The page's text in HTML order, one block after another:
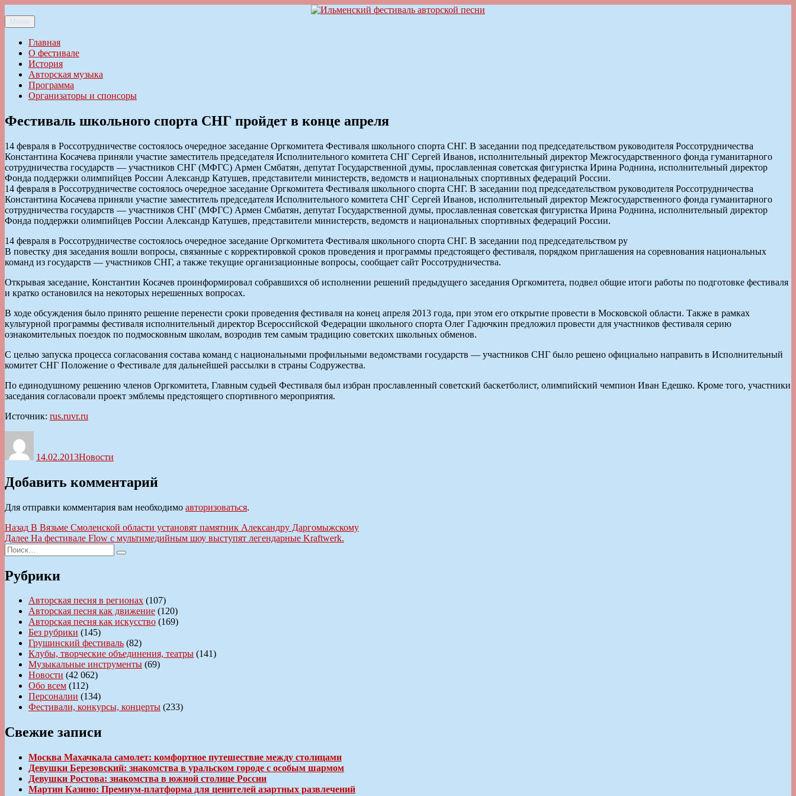
к
содержимому
Ильменский фестиваль авторской песни
Меню
Главная
О фестивале
История
Авторская музыка
Программа
Организаторы и спонсоры
Фестиваль школьного спорта СНГ пройдет в конце апреля
14 февраля в Россотрудничестве состоялось очередное заседание Оргкомитета Фестиваля школьного спорта СНГ. В заседании под председательством руководителя Россотрудничества
Константина Косачева приняли участие заместитель председателя Исполнительного комитета СНГ Сергей Иванов, исполнительный директор Межгосударственного фонда гуманитарного
сотрудничества государств — участников СНГ (МФГС) Армен Смбатян, депутат Государственной думы, прославленная советская фигуристка Ирина Роднина, исполнительный директор
Фонда поддержки олимпийцев России Александр Катушев, представители министерств, ведомств и национальных спортивных федераций России.
14 февраля в Россотрудничестве состоялось очередное заседание Оргкомитета Фестиваля школьного спорта СНГ. В заседании под председательством руководителя Россотрудничества
Константина Косачева приняли участие заместитель председателя Исполнительного комитета СНГ Сергей Иванов, исполнительный директор Межгосударственного фонда гуманитарного
сотрудничества государств — участников СНГ (МФГС) Армен Смбатян, депутат Государственной думы, прославленная советская фигуристка Ирина Роднина, исполнительный директор
Фонда поддержки олимпийцев России Александр Катушев, представители министерств, ведомств и национальных спортивных федераций России.
14 февраля в Россотрудничестве состоялось очередное заседание Оргкомитета Фестиваля школьного спорта СНГ. В заседании под председательством ру
В повестку дня заседания вошли вопросы, связанные с корректировкой сроков проведения и программы предстоящего фестиваля, порядком приглашения на соревнования национальных
команд из государств — участников СНГ, а также текущие организационные вопросы, сообщает сайт Россотрудничества.
Открывая заседание, Константин Косачев проинформировал собравшихся об исполнении решений предыдущего заседания Оргкомитета, подвел общие итоги работы по подготовке фестиваля
и кратко остановился на некоторых нерешенных вопросах.
В ходе обсуждения было принято решение перенести сроки проведения фестиваля на конец апреля 2013 года, при этом его открытие провести в Московской области. Также в рамках
культурной программы фестиваля исполнительный директор Всероссийской Федерации школьного спорта Олег Гадючкин предложил провести для участников фестиваля серию
ознакомительных поездок по подмосковным школам, возродив тем самым традицию советских школьных обменов.
С целью запуска процесса согласования состава команд с национальными профильными ведомствами государств — участников СНГ было решено официально направить в Исполнительный
комитет СНГ Положение о Фестивале для дальнейшей рассылки в страны Содружества.
По единодушному решению членов Оргкомитета, Главным судьей Фестиваля был избран прославленный советский баскетболист, олимпийский чемпион Иван Едешко. Кроме того, участники
заседания согласовали проект эмблемы предстоящего спортивного мероприятия.
Источник: rus.ruvr.ru
14.02.2013Новости
Добавить комментарий
Для отправки комментария вам необходимо авторизоваться.
Навигация
по
записям
Назад Предыдущая
запись:
В Вязьме Смоленской области установят памятник Александру Даргомыжскому
Далее Следующая
На фестивале Flow с мультимедийным шоу выступят легендарные Kraftwerk.
Искать:
Поиск
Рубрики
Авторская песня в регионах (107)
Авторская песня как движение (120)
Авторская песня как искусство (169)
Без рубрики (145)
Грушинский фестиваль (82)
Клубы, творческие объединения, театры (141)
Музыкальные инструменты (69)
Новости (42 062)
Обо всем (112)
Персоналии (134)
Фестивали, конкурсы, концерты (233)
Свежие записи
Москва Махачкала самолет: комфортное путешествие между столицами
Девушки Березовский: знакомства в уральском городе с особым шармом
Девушки Ростова: знакомства в южной столице России
Мартин Казино: Премиум-платформа для ценителей азартных развлечений